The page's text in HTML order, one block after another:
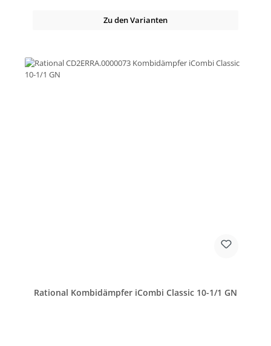
Zu den Varianten
Rational Kombidämpfer iCombi Classic 10-1/1 GN